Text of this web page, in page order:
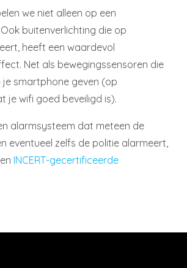
we niet alleen op een
buitenverlichting die op
heeft een waardevol
Net als bewegingssensoren die
je smartphone geven (op
je wifi goed beveiligd is).
alarmsysteem dat meteen de
eventueel zelfs de politie alarmeert,
INCERT-gecertificeerde